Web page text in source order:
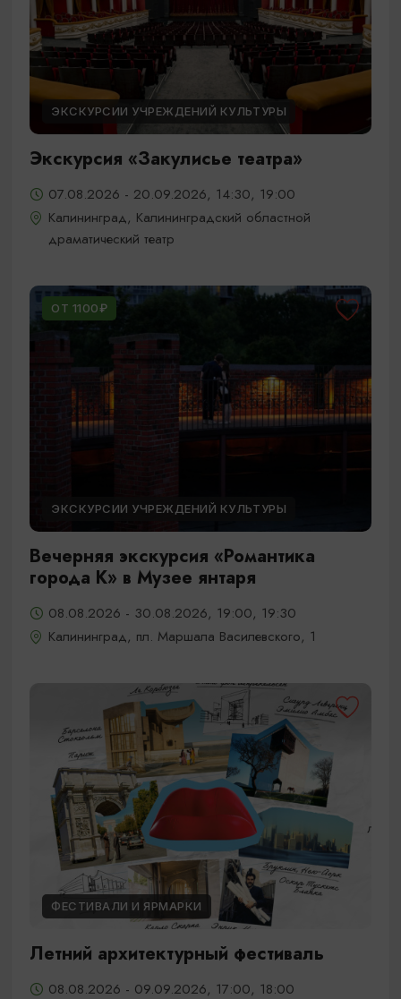
ЭКСКУРСИИ УЧРЕЖДЕНИЙ КУЛЬТУРЫ
Экскурсия «Закулисье театра»
07.08.2026 - 20.09.2026, 14:30, 19:00
Калининград, Калининградский областной
драматический театр
ОТ 1100₽
ЭКСКУРСИИ УЧРЕЖДЕНИЙ КУЛЬТУРЫ
Вечерняя экскурсия «Романтика
города К» в Музее янтаря
08.08.2026 - 30.08.2026, 19:00, 19:30
Калининград, пл. Маршала Василевского, 1
ФЕСТИВАЛИ И ЯРМАРКИ
Летний архитектурный фестиваль
08.08.2026 - 09.09.2026, 17:00, 18:00